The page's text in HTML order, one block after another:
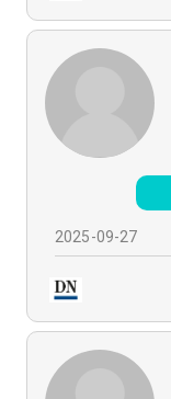
2025-09-27